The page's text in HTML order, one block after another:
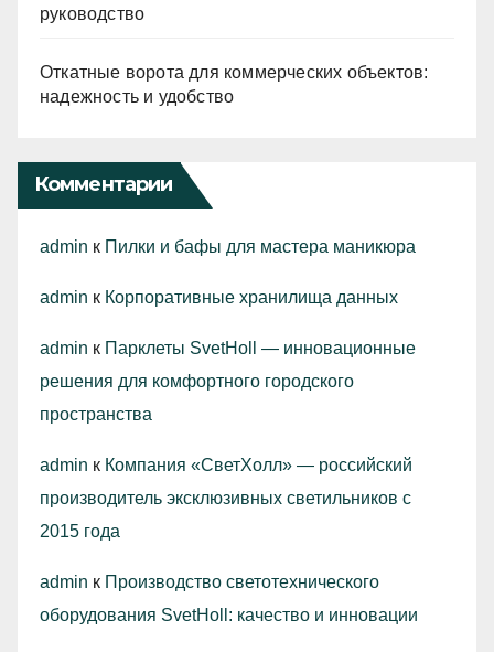
руководство
Откатные ворота для коммерческих объектов:
надежность и удобство
Комментарии
admin к Пилки и бафы для мастера маникюра
admin к Корпоративные хранилища данных
admin к Парклеты SvetHoll — инновационные
решения для комфортного городского
пространства
admin к Компания «СветХолл» — российский
производитель эксклюзивных светильников с
2015 года
admin к Производство светотехнического
оборудования SvetHoll: качество и инновации